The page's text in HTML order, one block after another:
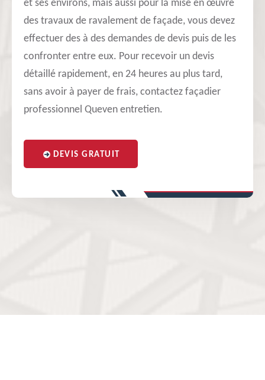
et ses environs, mais aussi pour la mise en œuvre
des travaux de ravalement de façade, vous devez
effectuer des à des demandes de devis puis de les
confronter entre eux. Pour recevoir un devis
détaillé rapidement, en 24 heures au plus tard,
sans avoir à payer de frais, contactez façadier
professionnel Queven entretien.
DEVIS GRATUIT